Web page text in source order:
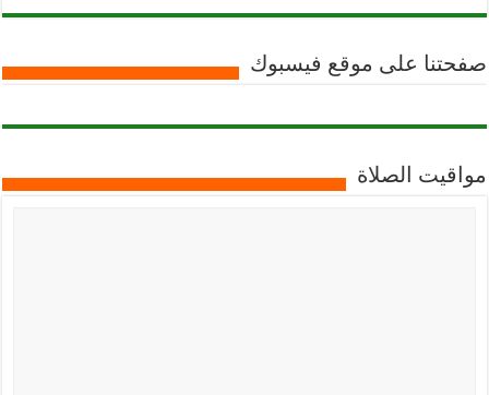
صفحتنا على موقع فيسبوك
مواقيت الصلاة